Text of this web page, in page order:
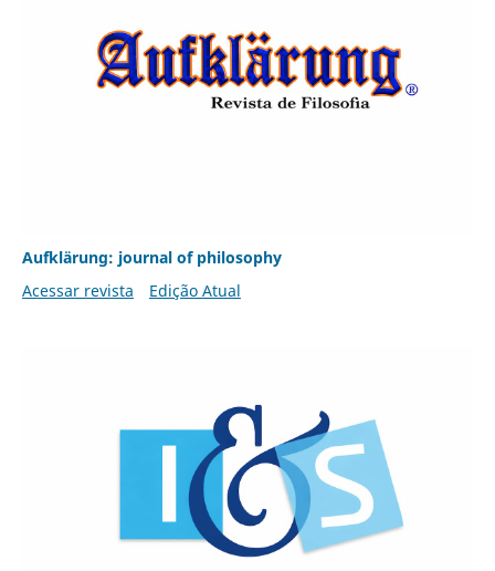
Aufklärung: journal of philosophy
Acessar revista
Edição Atual